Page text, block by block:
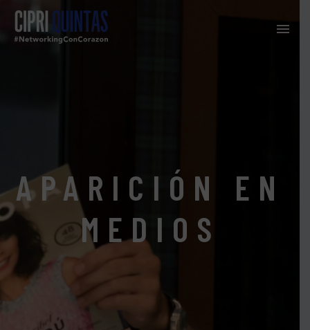
APARICIÓN EN
MEDIOS